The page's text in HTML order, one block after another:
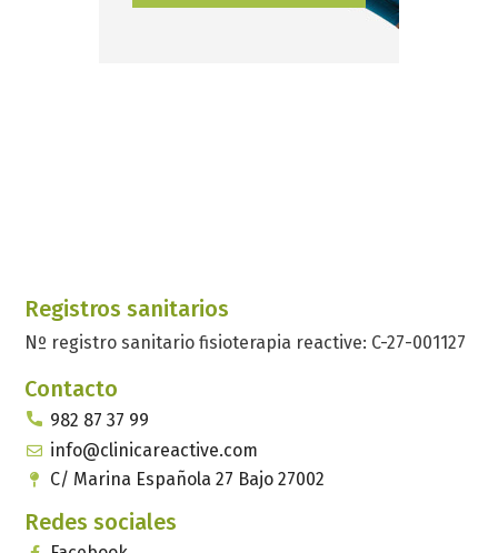
Registros sanitarios
Nº registro sanitario fisioterapia reactive: C-27-001127
Contacto
982 87 37 99
info@clinicareactive.com
C/ Marina Española 27 Bajo 27002
Redes sociales